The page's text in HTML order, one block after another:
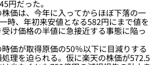
円だった。
価は、今年に入ってからほぼ下落の一
時、年初来安値となる582円にまで値を
け価格の半値に急接近する事態に陥っ
価が取得原価の50％以下に目減りする
理を迫られる。仮に楽天の株価が572.5